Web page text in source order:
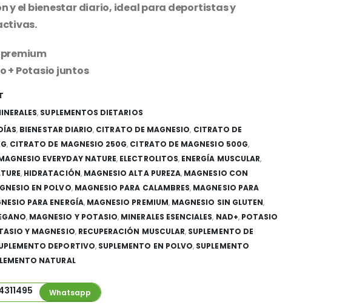
y el bienestar diario, ideal para deportistas y
+ Potasio juntos
, SUPLEMENTOS DIETARIOS
, BIENESTAR DIARIO, CITRATO DE MAGNESIO, CITRATO DE
, CITRATO DE MAGNESIO 250G, CITRATO DE MAGNESIO 500G,
EVERYDAY NATURE, ELECTROLITOS, ENERGÍA MUSCULAR,
, HIDRATACIÓN, MAGNESIO ALTA PUREZA, MAGNESIO CON
EN POLVO, MAGNESIO PARA CALAMBRES, MAGNESIO PARA
PARA ENERGÍA, MAGNESIO PREMIUM, MAGNESIO SIN GLUTEN,
, MAGNESIO Y POTASIO, MINERALES ESENCIALES, NAD+, POTASIO
Y MAGNESIO, RECUPERACIÓN MUSCULAR, SUPLEMENTO DE
DEPORTIVO, SUPLEMENTO EN POLVO, SUPLEMENTO
NATURAL
Whatsapp